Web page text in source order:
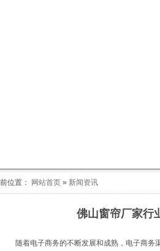
位置： 网站首页 » 新闻资讯
佛山窗帘厂家行
随着电子商务的不断发展和成熟，电子商务